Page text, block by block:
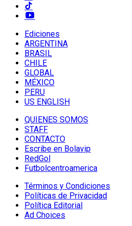
Ediciones
ARGENTINA
BRASIL
CHILE
GLOBAL
MÉXICO
PERU
US ENGLISH
QUIENES SOMOS
STAFF
CONTACTO
Escribe en Bolavip
RedGol
Futbolcentroamerica
Términos y Condiciones
Políticas de Privacidad
Política Editorial
Ad Choices